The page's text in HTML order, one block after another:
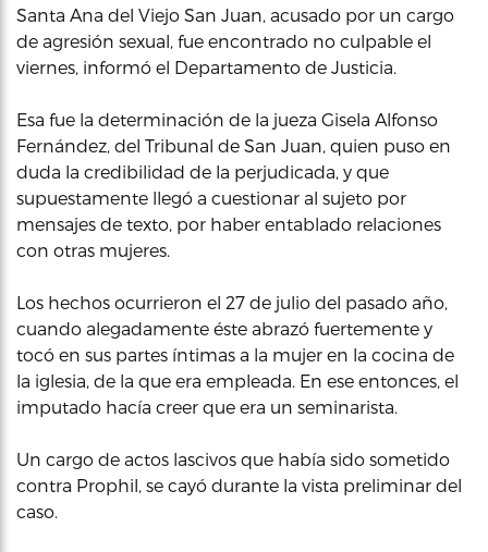
Santa Ana del Viejo San Juan, acusado por un cargo
de agresión sexual, fue encontrado no culpable el
viernes, informó el Departamento de Justicia.
Esa fue la determinación de la jueza Gisela Alfonso
Fernández, del Tribunal de San Juan, quien puso en
duda la credibilidad de la perjudicada, y que
supuestamente llegó a cuestionar al sujeto por
mensajes de texto, por haber entablado relaciones
con otras mujeres.
Los hechos ocurrieron el 27 de julio del pasado año,
cuando alegadamente éste abrazó fuertemente y
tocó en sus partes íntimas a la mujer en la cocina de
la iglesia, de la que era empleada. En ese entonces, el
imputado hacía creer que era un seminarista.
Un cargo de actos lascivos que había sido sometido
contra Prophil, se cayó durante la vista preliminar del
caso.